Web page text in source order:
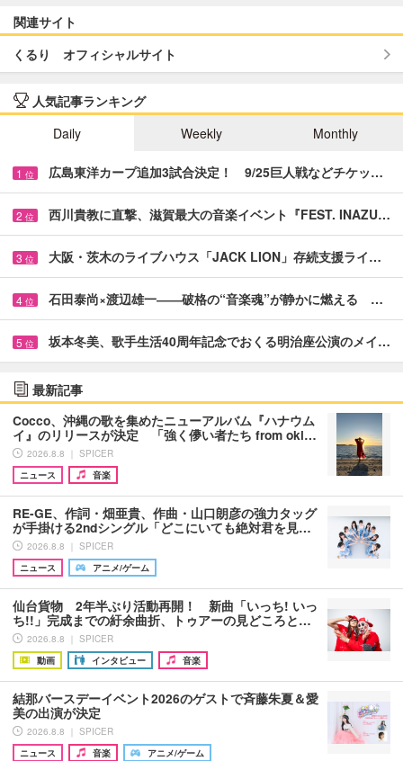
関連サイト
くるり オフィシャルサイト
人気記事ランキング
Daily
Weekly Monthly
1 位 広島東洋カープ追加3試合決定！ 9/25巨人戦などチケッ…
2 位 西川貴教に直撃、滋賀最大の音楽イベント『FEST. INAZU…
3 位 大阪・茨木のライブハウス「JACK LION」存続支援ライ…
4 位 石田泰尚×渡辺雄一――破格の“音楽魂”が静かに燃える …
5 位 坂本冬美、歌手生活40周年記念でおくる明治座公演のメイ…
最新記事
Cocco、沖縄の歌を集めたニューアルバム『ハナウム
イ』のリリースが決定 「強く儚い者たち from oki…
2026.8.8 ｜ SPICER
ニュース
音楽
RE-GE、作詞・畑亜貴、作曲・山口朗彦の強力タッグ
が手掛ける2ndシングル「どこにいても絶対君を見…
2026.8.8 ｜ SPICER
ニュース
アニメ/ゲーム
仙台貨物 2年半ぶり活動再開！ 新曲「いっち! いっ
ち!!」完成までの紆余曲折、トゥアーの見どころと…
2026.8.8 ｜ SPICER
動画
インタビュー 音楽
結那バースデーイベント2026のゲストで斉藤朱夏＆愛
美の出演が決定
2026.8.8 ｜ SPICER
ニュース
音楽 アニメ/ゲーム